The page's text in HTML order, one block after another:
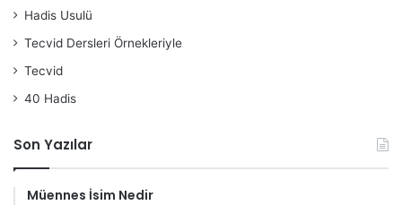
Hadis Usulü
Tecvid Dersleri Örnekleriyle
Tecvid
40 Hadis
Son Yazılar
Müennes İsim Nedir